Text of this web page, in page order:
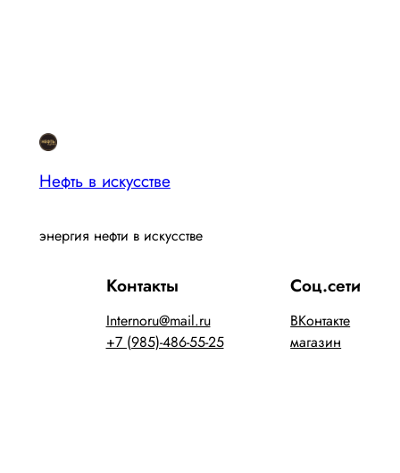
Нефть в искусстве
энергия нефти в искусстве
Контакты
Internoru@mail.ru
+7 (985)-486-55-25
Соц.сети
ВКонтакте
магазин